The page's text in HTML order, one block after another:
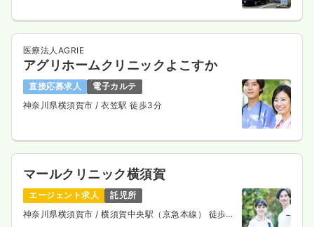
医療法人AGRIE
アグリホームクリニックよこすか
直接応募求人
電子カルテ
神奈川県横須賀市 / 衣笠駅 徒歩3分
マールクリニック横須賀
エージェント求人
託児所
神奈川県横須賀市 / 横須賀中央駅（京急本線） 徒歩5